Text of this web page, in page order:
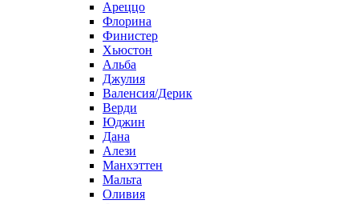
Ареццо
Флорина
Финистер
Хьюстон
Альба
Джулия
Валенсия/Дерик
Верди
Юджин
Дана
Алези
Манхэттен
Мальта
Оливия